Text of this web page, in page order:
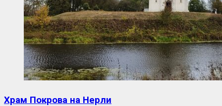
Храм Покрова на Нерли